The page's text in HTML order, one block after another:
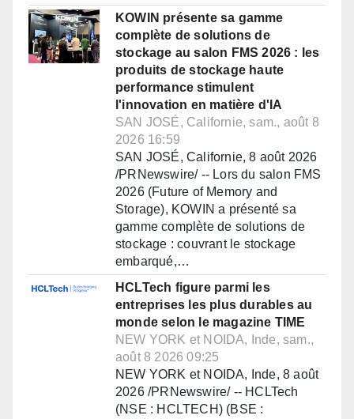
KOWIN présente sa gamme
complète de solutions de
stockage au salon FMS 2026 : les
produits de stockage haute
performance stimulent
l'innovation en matière d'IA
SAN JOSÉ, Californie, sam., août 8
2026 16:59
SAN JOSÉ, Californie, 8 août 2026
/PRNewswire/ -- Lors du salon FMS
2026 (Future of Memory and
Storage), KOWIN a présenté sa
gamme complète de solutions de
stockage : couvrant le stockage
embarqué,…
HCLTech figure parmi les
entreprises les plus durables au
monde selon le magazine TIME
NEW YORK et NOIDA, Inde, sam.,
août 8 2026 09:25
NEW YORK et NOIDA, Inde, 8 août
2026 /PRNewswire/ -- HCLTech
(NSE : HCLTECH) (BSE :